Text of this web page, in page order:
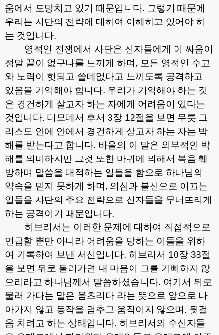
움에서 도망치고 있기 때문입니다. 그렇기 때문에
우리는 사단의 전략에 대하여 이해하고 있어야 하
는 것입니다.
영적인 전쟁에서 사단은 신자들에게 이 싸움이
정말 끝이 없구나를 느끼게 하며 , 모든 영적인 수고
와 노력이 헛되고 쓸데없다고 느끼도록 공격하고
있음을 기억해야 합니다. 우리가 기억해야 하는 것
은 경건하게 살고자 하는 자에게 어려움이 있다는
것입니다. 디모데서 후서 3장 12절을 보면 무릇 그
리스도 안에 안에서 경건하게 살고자 하는 자는 박
해를 받는다고 합니다. 바울의 이 말은 외부적인 박
해를 의미하지만 그것 또한 마귀에 의해서 복음 훼
방하며 말씀을 대적하는 일들을 함으로 하나님의
약속을 믿지 못하게 하며 , 의심과 불신으로 이끄는
일들을 사단의 주요 전략으로 신자들을 무너뜨리게
하는 공격이기 때문입니다.
히브리서는 이러한 문제에 대하여 직접적으로
언급할 뿐만 아니라 어려움을 당하는 이들을 위하
여 기록하여 보낸 서신입니다. 히브리서 10장 38절
을 보면 뒤로 물러가면 내 마음이 그를 기뻐하지 않
으리라고 하나님께서 말씀하셨습니다. 여기서 뒤로
물러 가다는 말은 움츠리다 라는 뜻으로 앞으로 나
아가지 않고 동작을 멈추고 움직이지 않으며 , 뒷걸
음 치려고 하는 상태입니다. 히브리서의 수신자들